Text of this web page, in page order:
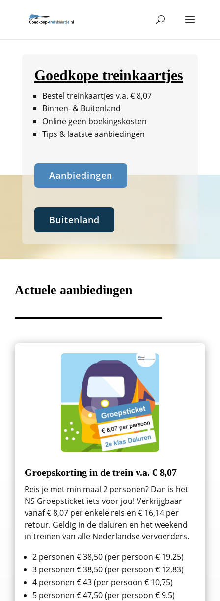
Goedkope treinkaartjes
Bestel treinkaartjes v.a. € 8,07
Binnen- & Buitenland
Online geen boekingskosten
Tips & laatste aanbiedingen
Aanbiedingen
Buitenland
Actuele aanbiedingen
Groepskorting in de trein v.a. € 8,07
Reis je met minimaal 2 personen? Dan is het
NS Groepsticket iets voor jou! Verkrijgbaar
vanaf € 8,07 per enkele reis en € 16,14 per
retour. Geldig in de daluren en het weekend
in treinen van alle Nederlandse vervoerders.
2 personen € 38,50 (per persoon € 19.25)
3 personen € 38,50 (per persoon € 12,83)
4 personen € 43 (per persoon € 10,75)
5 personen € 47,50 (per persoon € 9.5)